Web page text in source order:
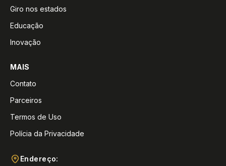
Giro nos estados
Educação
Inovação
MAIS
Contato
Parceiros
Termos de Uso
Polícia da Privacidade
Endereço: